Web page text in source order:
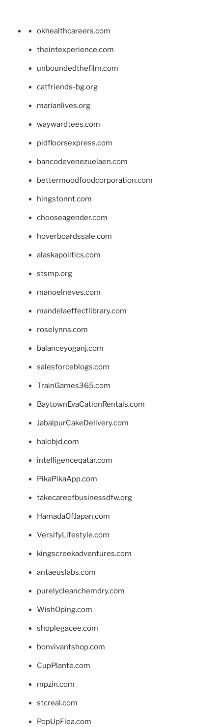
okhealthcareers.com
theintexperience.com
unboundedthefilm.com
catfriends-bg.org
marianlives.org
waywardtees.com
pidfloorsexpress.com
bancodevenezuelaen.com
bettermoodfoodcorporation.com
hingstonnt.com
chooseagender.com
hoverboardssale.com
alaskapolitics.com
stsmp.org
manoelneves.com
mandelaeffectlibrary.com
roselynns.com
balanceyoganj.com
salesforceblogs.com
TrainGames365.com
BaytownEvaCationRentals.com
JabalpurCakeDelivery.com
halobjd.com
intelligenceqatar.com
PikaPikaApp.com
takecareofbusinessdfw.org
HamadaOfJapan.com
VersifyLifestyle.com
kingscreekadventures.com
antaeuslabs.com
purelycleanchemdry.com
WishOping.com
shoplegacee.com
bonvivantshop.com
CupPlante.com
mpzin.com
stcreal.com
PopUpFlea.com